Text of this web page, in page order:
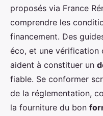
proposés via France
comprendre les
financement. Des
éco, et une vérification
aident à constituer un
fiable. Se conformer
de la réglementation,
la fourniture du bon